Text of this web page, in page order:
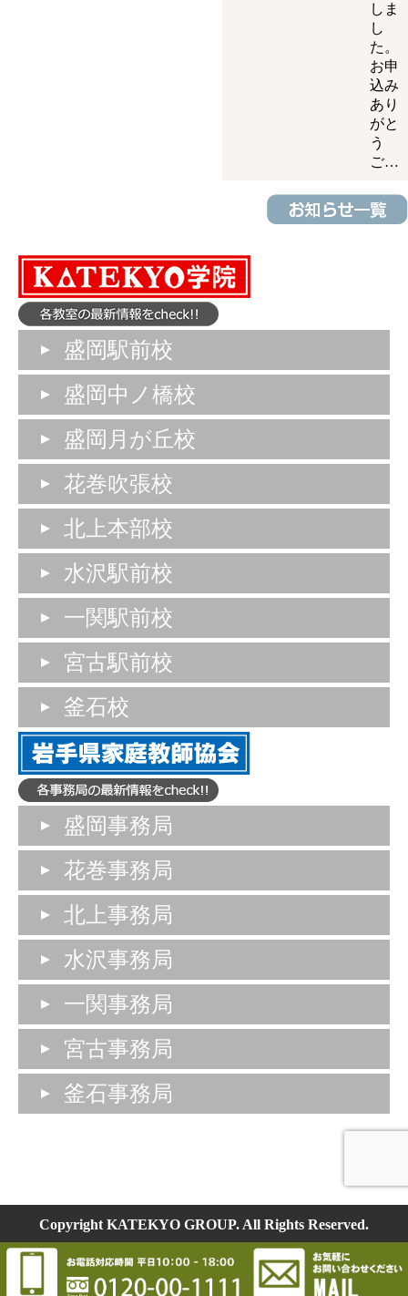
しま
し
た。
お申
込み
あり
がと
う
ご…
盛岡駅前校
盛岡中ノ橋校
盛岡月が丘校
花巻吹張校
北上本部校
水沢駅前校
一関駅前校
宮古駅前校
釜石校
盛岡事務局
花巻事務局
北上事務局
水沢事務局
一関事務局
宮古事務局
釜石事務局
Copyright KATEKYO GROUP. All Rights Reserved.